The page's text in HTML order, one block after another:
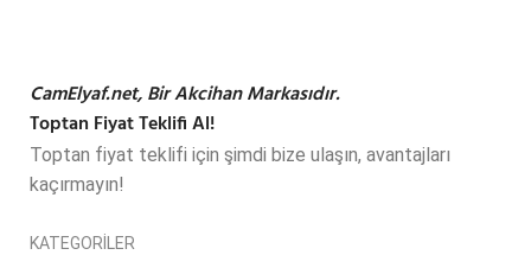
CamElyaf.net, Bir Akcihan Markasıdır.
Toptan Fiyat Teklifi Al!
Toptan fiyat teklifi için şimdi bize ulaşın, avantajları
kaçırmayın!
KATEGORİLER